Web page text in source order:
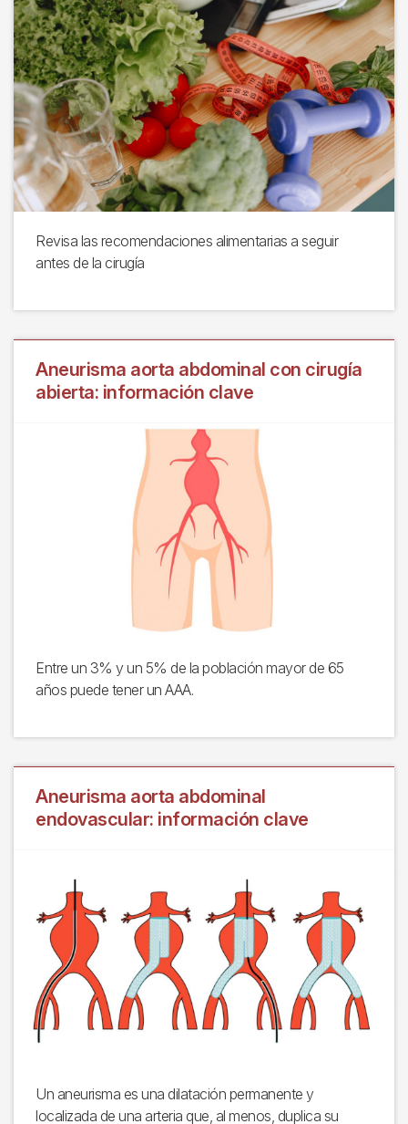
Revisa las recomendaciones alimentarias a seguir
antes de la cirugía
Aneurisma aorta abdominal con cirugía
abierta: información clave
Entre un 3% y un 5% de la población mayor de 65
años puede tener un AAA.
Aneurisma aorta abdominal
endovascular: información clave
Un aneurisma es una dilatación permanente y
localizada de una arteria que, al menos, duplica su